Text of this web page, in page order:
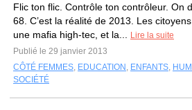
Flic ton flic. Contrôle ton contrôleur. On
68. C’est la réalité de 2013. Les
une mafia high-tec, et la...
Lire la suite
Publié le 29 janvier 2013
CÔTÉ FEMMES, EDUCATION , ENFANTS,
SOCIÉTÉ